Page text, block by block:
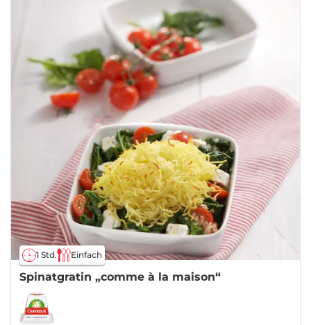
1 Std. Einfach
Spinatgratin „comme à la maison“